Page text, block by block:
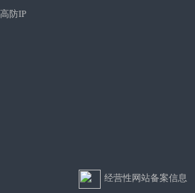
高防IP
经营性网站备案信息